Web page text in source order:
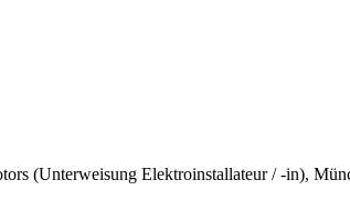
(Unterweisung Elektroinstallateur / -in),